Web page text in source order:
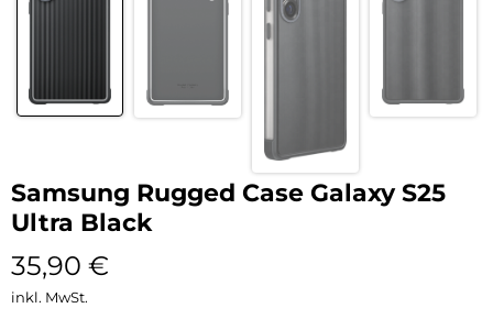
Samsung Rugged Case Galaxy S25
Ultra Black
35,90 €
inkl. MwSt.